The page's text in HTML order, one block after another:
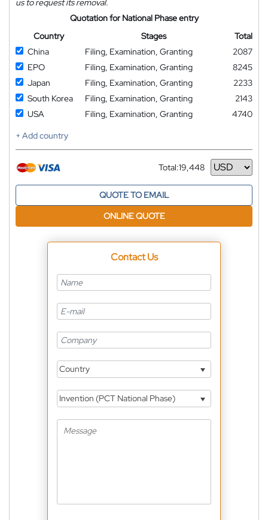
Quotation for National Phase entry
Country
Stages
Total
China
Filing, Examination, Granting
2087
EPO
Filing, Examination, Granting
8245
Japan
Filing, Examination, Granting
2233
South Korea
Filing, Examination, Granting
2143
USA
Filing, Examination, Granting
4740
+ Add country
Total:19,448
Currency
QUOTE TO EMAIL
ONLINE QUOTE
Contact Us
Country
Invention (PCT National Phase)